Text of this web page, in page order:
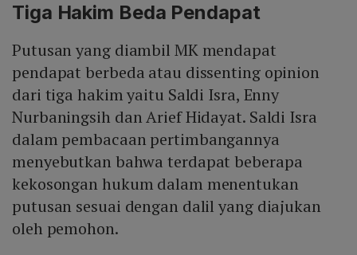
Tiga Hakim Beda Pendapat
Putusan yang diambil MK mendapat
pendapat berbeda atau dissenting opinion
dari tiga hakim yaitu Saldi Isra, Enny
Nurbaningsih dan Arief Hidayat. Saldi Isra
dalam pembacaan pertimbangannya
menyebutkan bahwa terdapat beberapa
kekosongan hukum dalam menentukan
putusan sesuai dengan dalil yang diajukan
oleh pemohon.